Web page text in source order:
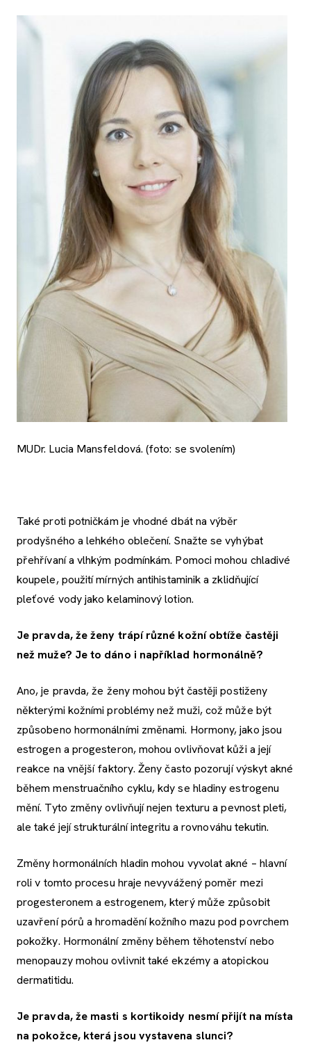
MUDr. Lucia Mansfeldová. (foto: se svolením)
Také proti potničkám je vhodné dbát na výběr
prodyšného a lehkého oblečení. Snažte se vyhýbat
přehřívaní a vlhkým podmínkám. Pomoci mohou chladivé
koupele, použití mírných antihistaminik a zklidňující
pleťové vody jako kelaminový lotion.
Je pravda, že ženy trápí různé kožní obtíže častěji
než muže? Je to dáno i například hormonálně?
Ano, je pravda, že ženy mohou být častěji postiženy
některými kožními problémy než muži, což může být
způsobeno hormonálními změnami. Hormony, jako jsou
estrogen a progesteron, mohou ovlivňovat kůži a její
reakce na vnější faktory. Ženy často pozorují výskyt akné
během menstruačního cyklu, kdy se hladiny estrogenu
mění. Tyto změny ovlivňují nejen texturu a pevnost pleti,
ale také její strukturální integritu a rovnováhu tekutin.
Změny hormonálních hladin mohou vyvolat akné – hlavní
roli v tomto procesu hraje nevyvážený poměr mezi
progesteronem a estrogenem, který může způsobit
uzavření pórů a hromadění kožního mazu pod povrchem
pokožky. Hormonální změny během těhotenství nebo
menopauzy mohou ovlivnit také ekzémy a atopickou
dermatitidu.
Je pravda, že masti s kortikoidy nesmí přijít na místa
na pokožce, která jsou vystavena slunci?